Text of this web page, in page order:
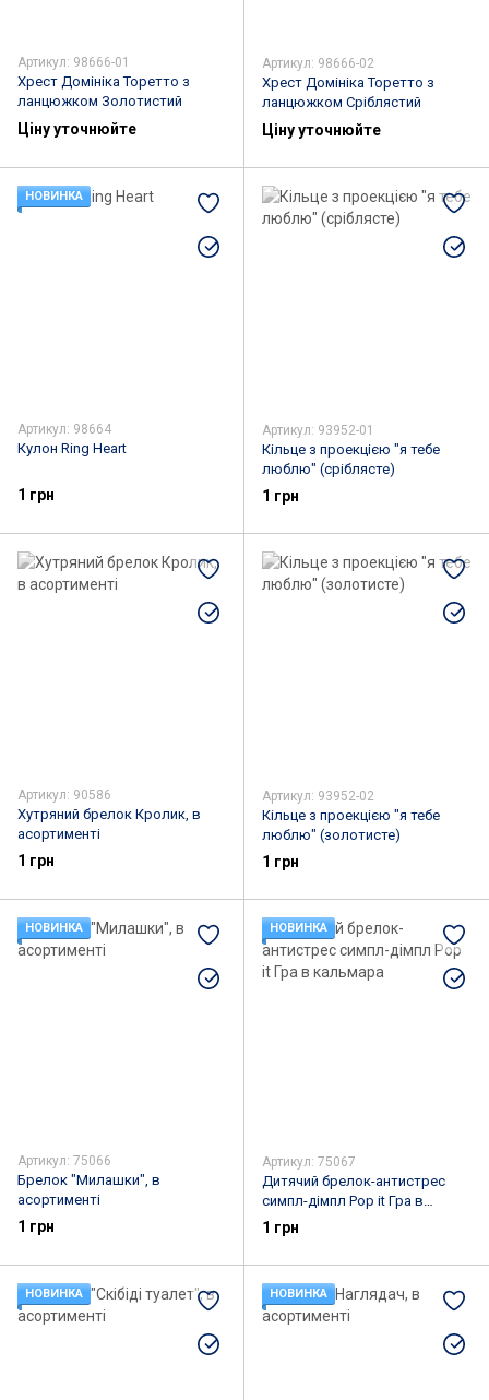
Артикул: 98666-01
Хрест Домініка Торетто з
ланцюжком Золотистий
Ціну уточнюйте
Артикул: 98666-02
Хрест Домініка Торетто з
ланцюжком Сріблястий
Ціну уточнюйте
НОВИНКА
Артикул: 98664
Кулон Ring Heart
1 грн
Артикул: 93952-01
Кільце з проекцією "я тебе
люблю" (сріблясте)
1 грн
Артикул: 90586
Хутряний брелок Кролик, в
асортименті
1 грн
Артикул: 93952-02
Кільце з проекцією "я тебе
люблю" (золотисте)
1 грн
НОВИНКА
Артикул: 75066
Брелок "Милашки", в
асортименті
1 грн
НОВИНКА
Артикул: 75067
Дитячий брелок-антистрес
симпл-дімпл Pop it Гра в
кальмара
1 грн
НОВИНКА НОВИНКА